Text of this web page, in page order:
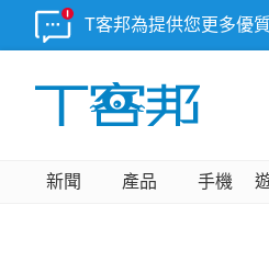
T客邦為提供您更多優
新聞 產品 手機